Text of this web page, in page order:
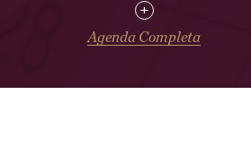
+
Agenda Completa